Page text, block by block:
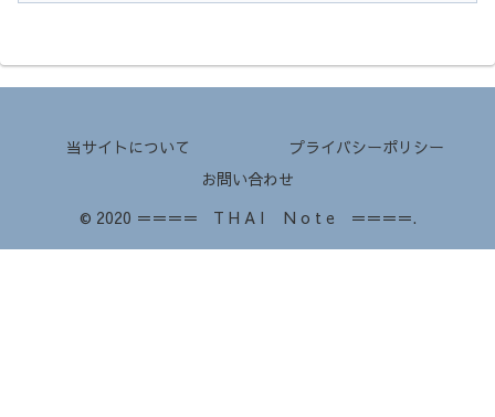
当サイトについて
プライバシーポリシー
お問い合わせ
© 2020 ＝＝＝＝ T H A I N o t e ＝＝＝＝.